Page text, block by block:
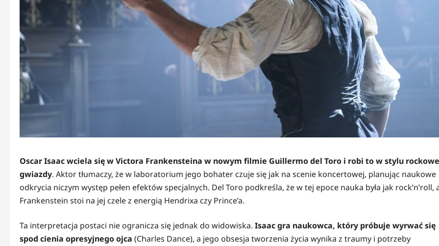
Oscar Isaac wciela się w Victora Frankensteina w nowym filmie Guillermo del Toro i robi to w stylu
gwiazdy. Aktor tłumaczy, że w laboratorium jego bohater czuje się jak na scenie koncertowej, planując naukowe
odkrycia niczym występ pełen efektów specjalnych. Del Toro podkreśla, że w tej epoce nauka była jak rock’n’roll,
Frankenstein stoi na jej czele z energią Hendrixa czy Prince’a.
Ta interpretacja postaci nie ogranicza się jednak do widowiska. Isaac gra naukowca, który próbuje wyrwać się
spod cienia opresyjnego ojca (Charles Dance), a jego obsesja tworzenia życia wynika z traumy i potrzeby